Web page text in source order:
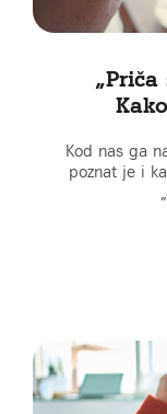
Kod nas ga
poznat je i